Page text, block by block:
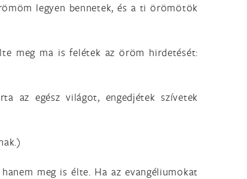
legyen bennetek, és a ti örömötök
meg ma is felétek az öröm hirdetését:
az egész világot, engedjétek szívetek
meg is élte. Ha az evangéliumokat